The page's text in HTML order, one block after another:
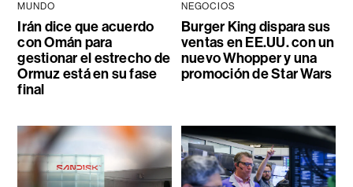
MUNDO
Irán dice que acuerdo
con Omán para
gestionar el estrecho de
Ormuz está en su fase
final
NEGOCIOS
Burger King dispara sus
ventas en EE.UU. con un
nuevo Whopper y una
promoción de Star Wars